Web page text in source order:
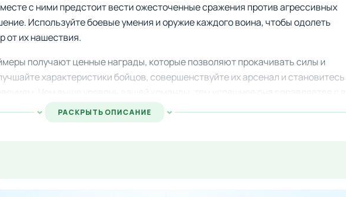
с ними предстоит вести ожесточенные сражения против агрессивных
Используйте боевые умения и оружие каждого воина, чтобы одолеть
от их нашествия.
получают ценные награды, которые позволяют прокачивать силы и
характеристики бойцов, совершенствуйте их арсенал и становитесь
Чем выше уровень вашей команды, тем успешнее она справляется с
персонажей
РАСКРЫТЬ ОПИСАНИЕ